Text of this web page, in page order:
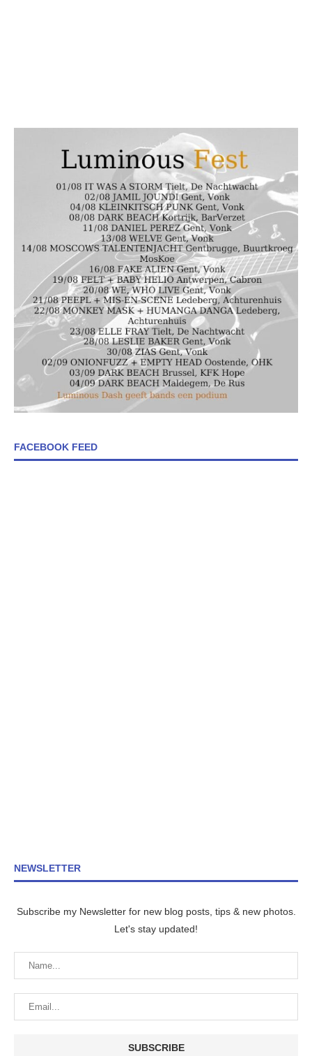
FACEBOOK FEED
NEWSLETTER
Subscribe my Newsletter for new blog posts, tips & new photos.
Let's stay updated!